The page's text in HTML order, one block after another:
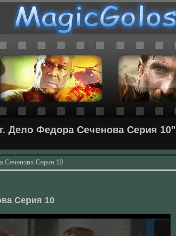
Дело Федора Сеченова Серия 10"
Сеченова Серия 10
Серия 10